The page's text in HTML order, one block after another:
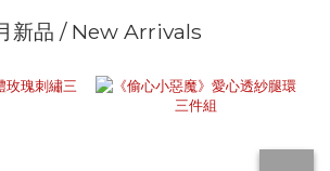
新品 / New Arrivals